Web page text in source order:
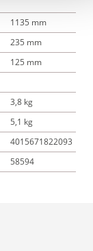
1135 mm
235 mm
125 mm
3,8 kg
5,1 kg
4015671822093
58594